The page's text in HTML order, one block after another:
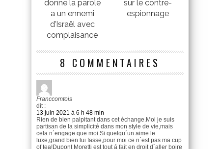
donne la parole
a un ennemi
d’Israël avec
complaisance
sur le contre-
espionnage
8 COMMENTAIRES
Franccomtois
dit :
13 juin 2021 à 6 h 48 min
Rien de bien palpitant dans cet échange.Moi je suis
partisan de la simplicité dans mon style de vie,mais
cela n´engage que moi.Si quelqu´un aime le
luxe,grand bien lui fasse,pour moi ce n´est pas ma cup
of tea!Dupont Moretti est tout á fait en droit d´aller boire